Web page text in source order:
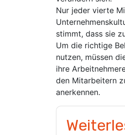
Nur jeder vierte
stimmt, dass sie
Um die richtige
nutzen, müssen
ihre
den Mitarbeitern
anerkennen.